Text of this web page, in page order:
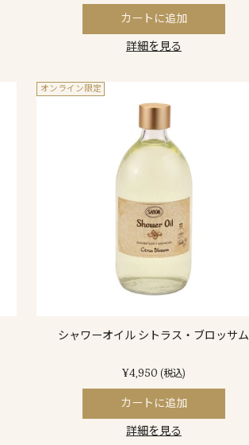
カートに追加
詳細を見る
オンライン限定
シャワーオイル シトラス・ブロッサム
¥4,950 (税込)
カートに追加
詳細を見る